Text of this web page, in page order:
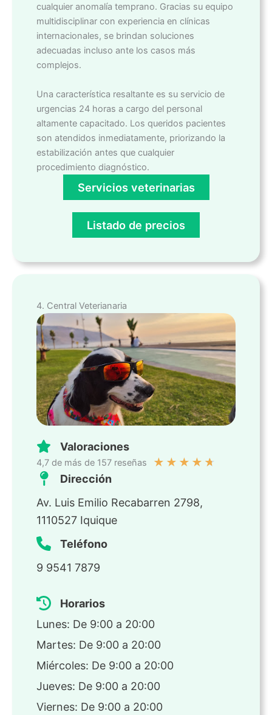
cualquier anomalía temprano. Gracias su equipo
multidisciplinar con experiencia en clínicas
internacionales, se brindan soluciones
adecuadas incluso ante los casos más
complejos.
Una característica resaltante es su servicio de
urgencias 24 horas a cargo del personal
altamente capacitado. Los queridos pacientes
son atendidos inmediatamente, priorizando la
estabilización antes que cualquier
procedimiento diagnóstico.
Servicios veterinarias
Listado de precios
4. Central Veterianaria
Valoraciones
4,7 de más de 157 reseñas ★ ★ ★ ★ ★
Dirección
Av. Luis Emilio Recabarren 2798,
1110527 Iquique
Teléfono
9 9541 7879
Horarios
Lunes: De 9:00 a 20:00
Martes: De 9:00 a 20:00
Miércoles: De 9:00 a 20:00
Jueves: De 9:00 a 20:00
Viernes: De 9:00 a 20:00